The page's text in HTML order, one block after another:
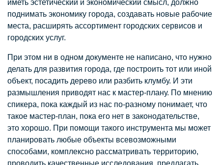
иметь эстетический и экономический смысл, должно
поднимать экономику города, создавать новые рабочие
места, расширять ассортимент городских сервисов и
городских услуг.
При этом ни в одном документе не написано, что нужно
делать для развития города, где построить тот или иной
объект, посадить дерево или разбить клумбу. И эти
размышления приводят нас к мастер-плану. По мнению
спикера, пока каждый из нас по-разному понимает, что
такое мастер-план, пока его нет в законодательстве,
это хорошо. При помощи такого инструмента мы может
планировать любые объекты всевозможными
способами, комплексно рассматривать территорию,
проводить качественные исследования, предлагать